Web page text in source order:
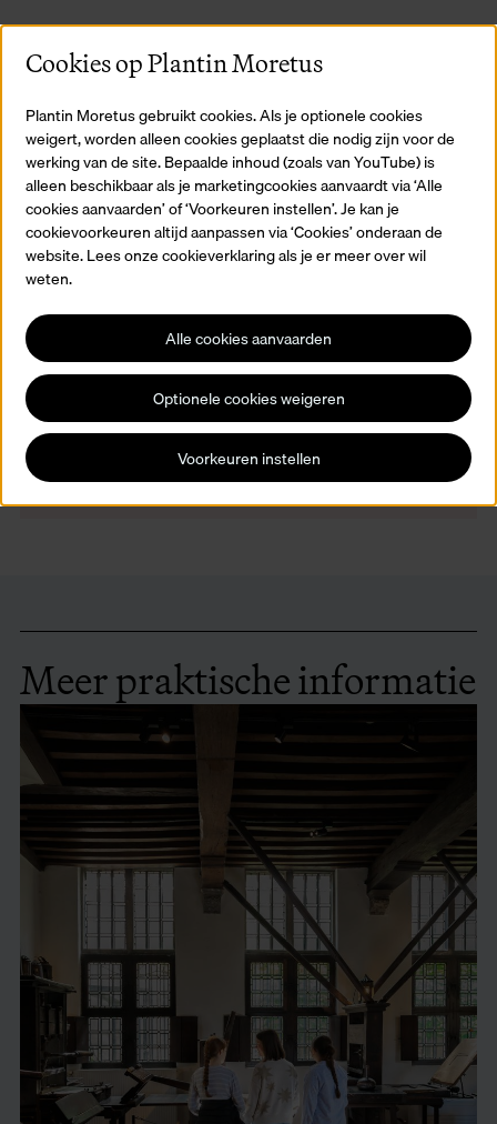
S
Slim naar Antwerpen
Geef je startadres in en Slim naar Antwerpen berekent de
beste route naar het museum.
Meer praktische informatie
Cookies op Plantin Moretus
Plantin Moretus gebruikt cookies. Als je optionele cookies
weigert, worden alleen cookies geplaatst die nodig zijn voor de
werking van de site. Bepaalde inhoud (zoals van YouTube) is
alleen beschikbaar als je marketingcookies aanvaardt via ‘Alle
cookies aanvaarden’ of ‘Voorkeuren instellen’. Je kan je
cookievoorkeuren altijd aanpassen via ‘Cookies’ onderaan de
website. Lees onze cookieverklaring als je er meer over wil
weten.
Alle cookies aanvaarden
Optionele cookies weigeren
Voorkeuren instellen